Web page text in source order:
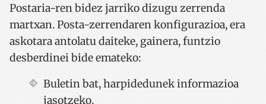
Postaria-ren bidez jarriko dizugu zerrenda
martxan. Posta-zerrendaren konfigurazioa, era
askotara antolatu daiteke, gainera, funtzio
desberdinei bide emateko:
Buletin bat, harpidedunek informazioa
jasotzeko.